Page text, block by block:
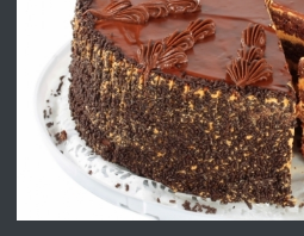
ПРЕДЛАГА Давам
№4120